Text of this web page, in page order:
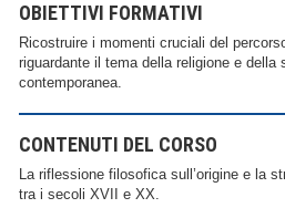
OBIETTIVI FORMATIVI
Ricostruire i momenti cruciali del
riguardante il tema della religione e della
contemporanea.
CONTENUTI DEL CORSO
La riflessione filosofica sull’origine e la
tra i secoli XVII e XX.